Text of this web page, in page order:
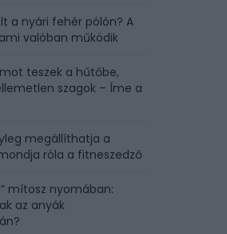
a nyári fehér pólón? A
valóban működik
teszek a hűtőbe,
szagok – Íme a
megállíthatja a
róla a fitneszedző
mítosz nyomában:
az anyák